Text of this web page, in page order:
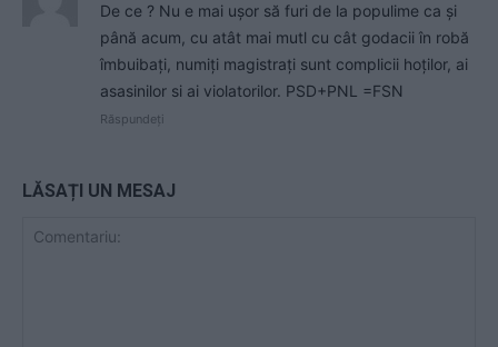
De ce ? Nu e mai ușor să furi de la populime ca și
până acum, cu atât mai mutl cu cât godacii în robă
îmbuibați, numiți magistrați sunt complicii hoților, ai
asasinilor si ai violatorilor. PSD+PNL =FSN
Răspundeți
LĂSAȚI UN MESAJ